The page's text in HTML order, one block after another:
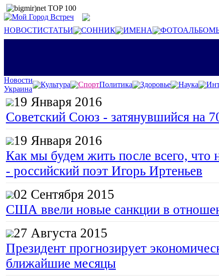
НОВОСТИСТАТЬИ СОННИК ИМЕНА
Новости
Украина
Культура СпортПолитика Здоровье Наука
19 Января 2016
Советский Союз - затянувшийся на
19 Января 2016
Как мы будем жить после всего, что
- российский поэт Игорь Иртеньев
02 Сентября 2015
США ввели новые санкции в
27 Августа 2015
Президент прогнозирует
ближайшие месяцы